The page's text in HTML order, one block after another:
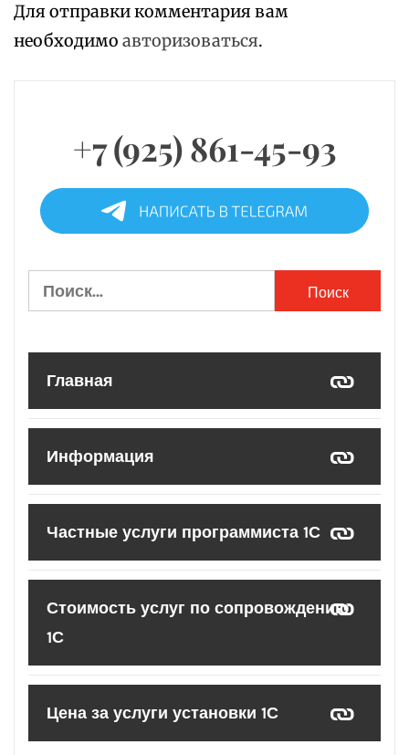
Для отправки комментария вам
необходимо авторизоваться.
+7 (925) 861-45-93
Найти:
Главная
Информация
Частные услуги программиста 1С
Стоимость услуг по сопровождению
1С
Цена за услуги установки 1С